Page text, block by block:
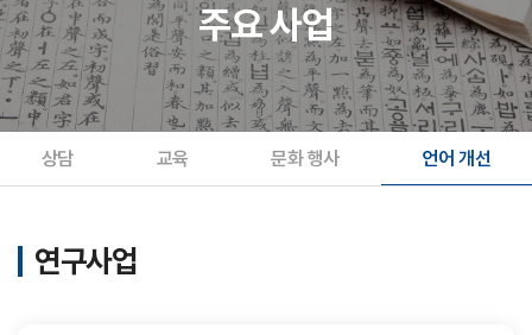
주요 사업
상담 교육 문화 행사 언어 개선
연구사업